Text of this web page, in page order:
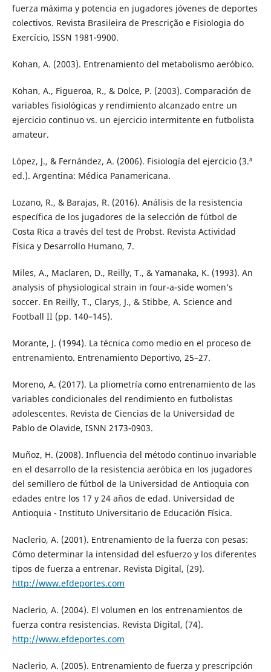
fuerza máxima y potencia en jugadores jóvenes de deportes
colectivos. Revista Brasileira de Prescrição e Fisiologia do
Exercício, ISSN 1981-9900.
Kohan, A. (2003). Entrenamiento del metabolismo aeróbico.
Kohan, A., Figueroa, R., & Dolce, P. (2003). Comparación de
variables fisiológicas y rendimiento alcanzado entre un
ejercicio continuo vs. un ejercicio intermitente en futbolista
amateur.
López, J., & Fernández, A. (2006). Fisiología del ejercicio (3.ª
ed.). Argentina: Médica Panamericana.
Lozano, R., & Barajas, R. (2016). Análisis de la resistencia
específica de los jugadores de la selección de fútbol de
Costa Rica a través del test de Probst. Revista Actividad
Física y Desarrollo Humano, 7.
Miles, A., Maclaren, D., Reilly, T., & Yamanaka, K. (1993). An
analysis of physiological strain in four-a-side women’s
soccer. En Reilly, T., Clarys, J., & Stibbe, A. Science and
Football II (pp. 140–145).
Morante, J. (1994). La técnica como medio en el proceso de
entrenamiento. Entrenamiento Deportivo, 25–27.
Moreno, A. (2017). La pliometría como entrenamiento de las
variables condicionales del rendimiento en futbolistas
adolescentes. Revista de Ciencias de la Universidad de
Pablo de Olavide, ISNN 2173-0903.
Muñoz, H. (2008). Influencia del método continuo invariable
en el desarrollo de la resistencia aeróbica en los jugadores
del semillero de fútbol de la Universidad de Antioquia con
edades entre los 17 y 24 años de edad. Universidad de
Antioquia - Instituto Universitario de Educación Física.
Naclerio, A. (2001). Entrenamiento de la fuerza con pesas:
Cómo determinar la intensidad del esfuerzo y los diferentes
tipos de fuerza a entrenar. Revista Digital, (29).
http://www.efdeportes.com
Naclerio, A. (2004). El volumen en los entrenamientos de
fuerza contra resistencias. Revista Digital, (74).
http://www.efdeportes.com
Naclerio, A. (2005). Entrenamiento de fuerza y prescripción